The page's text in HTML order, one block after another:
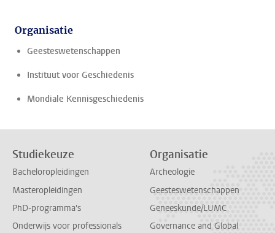
Organisatie
Geesteswetenschappen
Instituut voor Geschiedenis
Mondiale Kennisgeschiedenis
Studiekeuze
Bacheloropleidingen
Masteropleidingen
PhD-programma's
Onderwijs voor professionals
Organisatie
Archeologie
Geesteswetenschappen
Geneeskunde/LUMC
Governance and Global